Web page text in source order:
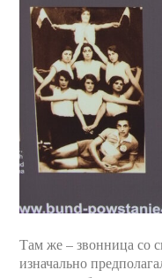
Там же – звонница со
изначально